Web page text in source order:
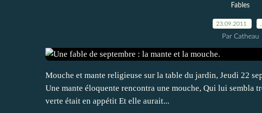
Fables
23.09.2011
Par Catheau
Mouche et mante religieuse sur la table du jardin, Jeudi 22
Une mante éloquente rencontra une mouche, Qui lui sembla
verte était en appétit Et elle aurait...